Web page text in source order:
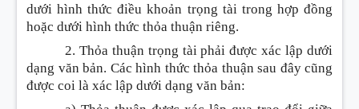
dưới hình thức điều khoản trọng tài trong hợp đồng
hoặc dưới hình thức thỏa thuận riêng.
2. Thỏa thuận trọng tài phải được xác lập dưới
dạng văn bản. Các hình thức thỏa thuận sau đây cũng
được coi là xác lập dưới dạng văn bản: